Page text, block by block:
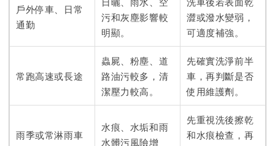
戶外停車、日常
通勤
污和灰塵影響較
明顯。
澀或潑水變弱，
可適度補強。
常跑高速或長途
蟲屍、粉塵、道
路油污較多，清
潔壓力較高。
先確實洗淨前半
車，再判斷是否
使用維護劑。
雨季或常淋雨車
水痕、水垢和雨
水髒污風險增
先重視洗後擦乾
和水痕檢查，再